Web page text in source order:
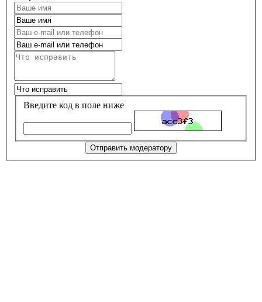
Введите код в поле ниже
Отправить модератору